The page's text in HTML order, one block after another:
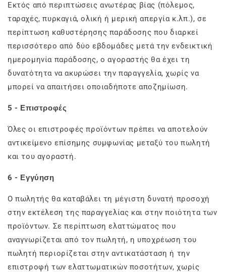
Εκτός από περιπτώσεις ανωτέρας βίας (πόλεμος,
ταραχές, πυρκαγιά, ολική ή μερική απεργία κ.λπ.), σε
περίπτωση καθυστέρησης παράδοσης που διαρκεί
περισσότερο από δύο εβδομάδες μετά την ενδεικτική
ημερομηνία παράδοσης, ο αγοραστής θα έχει τη
δυνατότητα να ακυρώσει την παραγγελία, χωρίς να
μπορεί να απαιτήσει οποιαδήποτε αποζημίωση.
5 - Επιστροφές
Όλες οι επιστροφές προϊόντων πρέπει να αποτελούν
αντικείμενο επίσημης συμφωνίας μεταξύ του πωλητή
και του αγοραστή.
6 - Εγγύηση
Ο πωλητής θα καταβάλει τη μέγιστη δυνατή προσοχή
στην εκτέλεση της παραγγελίας και στην ποιότητα των
προϊόντων. Σε περίπτωση ελαττώματος που
αναγνωρίζεται από τον πωλητή, η υποχρέωση του
πωλητή περιορίζεται στην αντικατάσταση ή την
επιστροφή των ελαττωματικών ποσοτήτων, χωρίς